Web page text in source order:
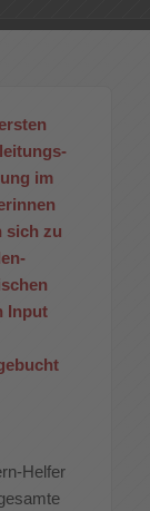
im
sich zu
Input
Helfer